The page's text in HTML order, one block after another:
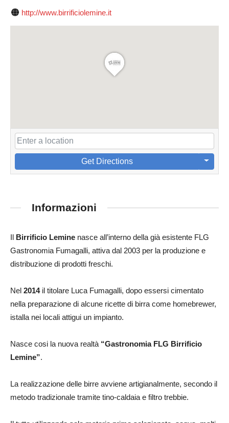
http://www.birrificiolemine.it
Get Directions
Informazioni
Il Birrificio Lemine nasce all’interno della già esistente FLG
Gastronomia Fumagalli, attiva dal 2003 per la produzione e
distribuzione di prodotti freschi.
Nel 2014il titolare Luca Fumagalli, dopo essersi cimentato
nella preparazione di alcune ricette di birra come homebrewer,
istalla nei locali attigui un impianto.
Nasce cosi la nuova realtà “Gastronomia FLG Birrificio
Lemine”.
La realizzazione delle birre avviene artigianalmente, secondo il
metodo tradizionale tramite tino-caldaia e filtro trebbie.